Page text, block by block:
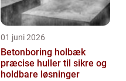
01 juni 2026
Betonboring holbæk
præcise huller til sikre og
holdbare løsninger